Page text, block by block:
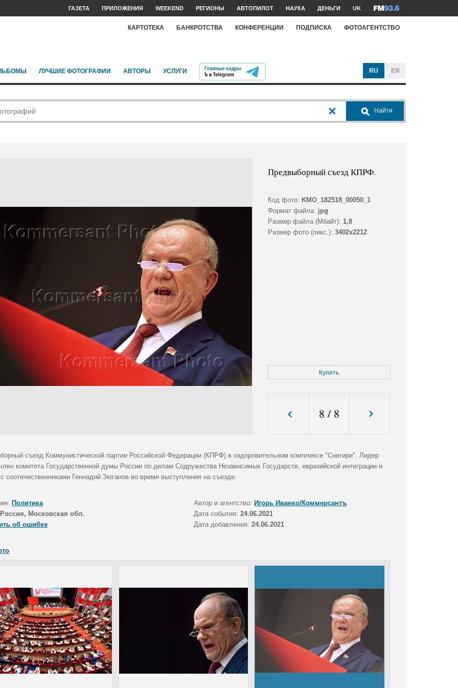
ГАЗЕТА ПРИЛОЖЕНИЯ WEEKEND РЕГИОНЫ АВТОПИЛОТ НАУКА ДЕНЬГИ UK
КАРТОТЕКА БАНКРОТСТВА КОНФЕРЕНЦИИ ПОДПИСКА ФОТОАГЕНТСТВО
ЛУЧШИЕ ФОТОГРАФИИ АВТОРЫ УСЛУГИ RU EN
Найти
Предвыборный съезд КПРФ.
Код фото: KMO_182518_00050_1
Формат файла: jpg
Размер файла (Мбайт): 1,8
Размер фото (пикс.): 3402x2212
Купить
8 / 8
съезд Коммунистической партии Российской Федерации (КПРФ) в оздоровительном комплексе "Снегири". Лидер
комитета Государственной думы России по делам Содружества Независимых Государств, евразийской интеграции и
соотечественниками Геннадий Зюганов во время выступления на съезде.
Политика Автор и агентство: Игорь Иванко/Коммерсантъ
Россия, Московская обл. Дата события: 24.06.2021
об ошибке
Дата добавления: 24.06.2021